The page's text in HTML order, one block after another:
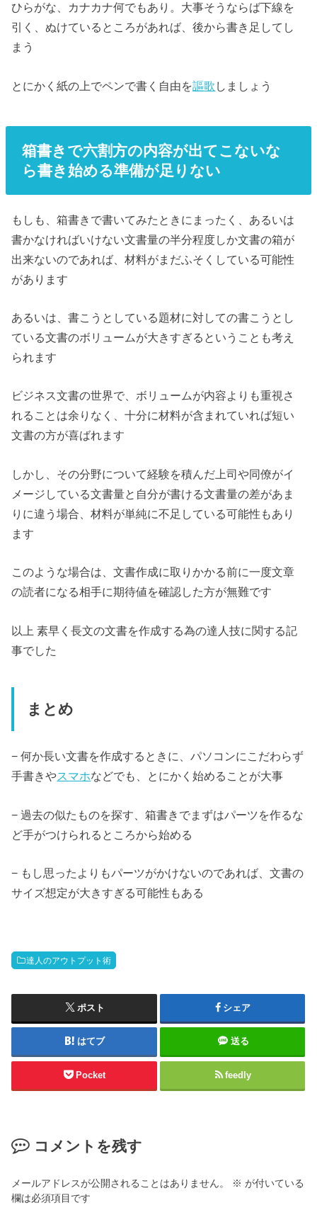
ひらがな、カナカナ何でもあり。大事そうならば下線を
引く、ぬけているところがあれば、後から書き足してし
まう
とにかく紙の上でペンで書く自由を謳歌 しましょう
箱書きで六割方の内容が出てこないな
ら書き始める準備が足りない
もしも、箱書きで書いてみたときにまったく、あるいは
書かなければいけない文書量の半分程度しか文書の箱が
出来ないのであれば、材料がまだふそくしている可能性
があります
あるいは、書こうとしている題材に対しての書こうとし
ている文書のボリュームが大きすぎるということも考え
られます
ビジネス文書の世界で、ボリュームが内容よりも重視さ
れることは余りなく、十分に材料が含まれていれば短い
文書の方が喜ばれます
しかし、その分野について経験を積んだ上司や同僚がイ
メージしている文書量と自分が書ける文書量の差があま
りに違う場合、材料が単純に不足している可能性もあり
ます
このような場合は、文書作成に取りかかる前に一度文章
の読者になる相手に期待値を確認した方が無難です
以上 素早く長文の文書を作成する為の達人技に関する記
事でした
まとめ
− 何か長い文書を作成するときに、パソコンにこだわらず
手書きやスマホなどでも、とにかく始めることが大事
− 過去の似たものを探す、箱書きでまずはパーツを作るな
ど手がつけられるところから始める
− もし思ったよりもパーツがかけないのであれば、文書の
サイズ想定が大きすぎる可能性もある
達人のアウトプット術
ポスト シェア
はてブ 送る
Pocket feedly
コメントを残す
メールアドレスが公開されることはありません。 ※ が付いている
欄は必須項目です